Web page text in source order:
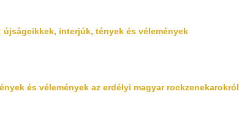
újságcikkek, interjúk, tények és vélemények
és vélemények az erdélyi magyar rockzenekarokról